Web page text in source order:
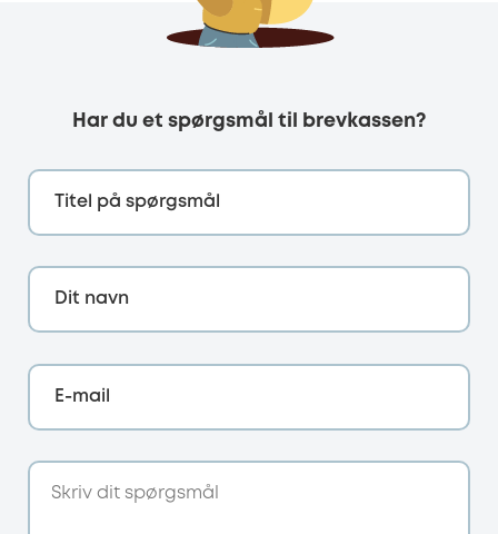
Har du et spørgsmål til brevkassen?
Titel på spørgsmål
Dit navn
E-mail